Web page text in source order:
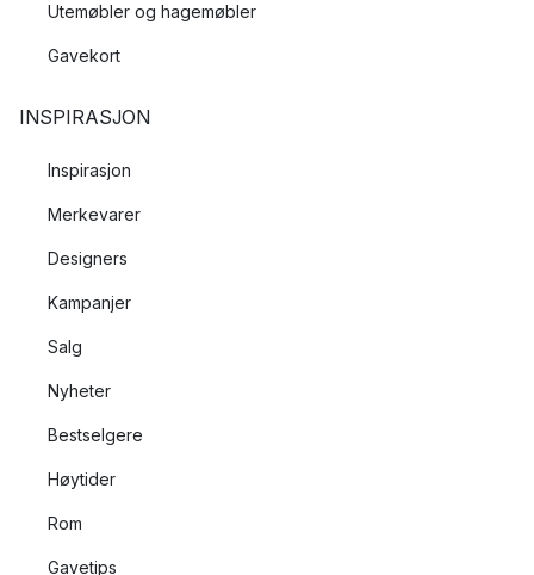
Utemøbler og hagemøbler
Gavekort
INSPIRASJON
Inspirasjon
Merkevarer
Designers
Kampanjer
Salg
Nyheter
Bestselgere
Høytider
Rom
Gavetips